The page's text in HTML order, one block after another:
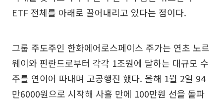
ETF 전체를 아래로 끌어내리고 있다는 점이다.
그룹 주도주인 한화에어로스페이스 주가는 연초 노르
웨이와 핀란드로부터 각각 1조원에 달하는 대규모 수
주를 연이어 따내며 고공행진 했다. 올해 1월 2일 94
만6000원으로 시작해 사흘 만에 100만원 선을 돌파